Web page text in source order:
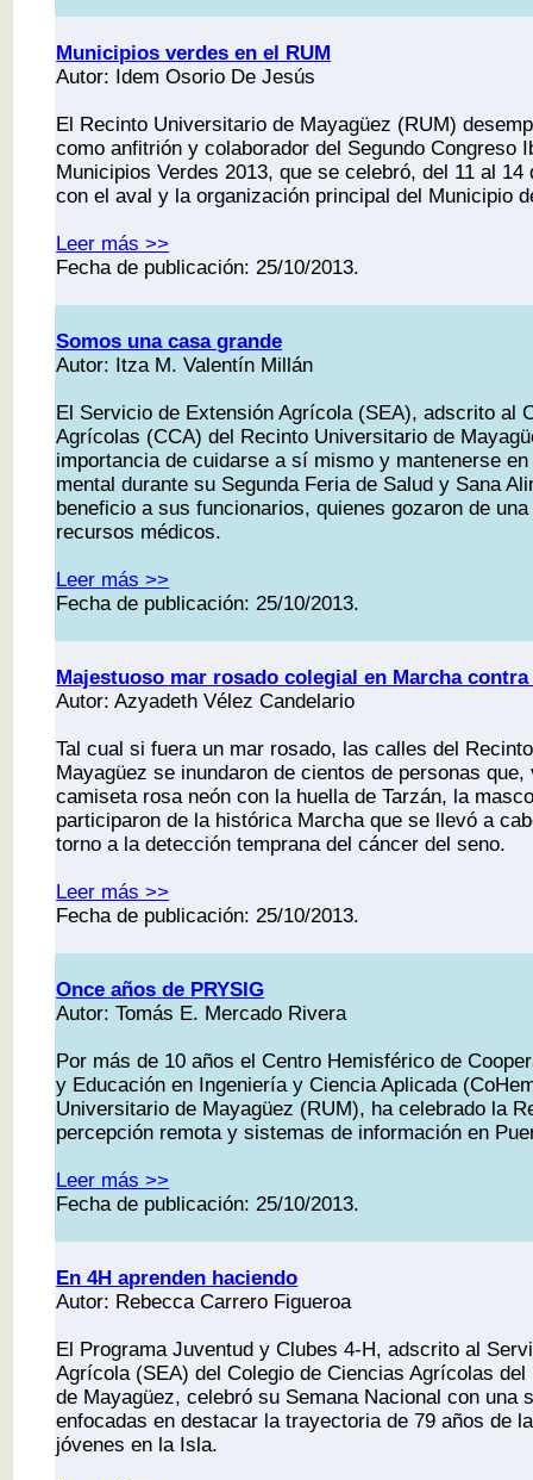
Municipios verdes en el RUM
Autor: Idem Osorio De Jesús
El Recinto Universitario de Mayagüez (RUM)
como anfitrión y colaborador del Segundo Congreso
Municipios Verdes 2013, que se celebró, del 11 al 14
con el aval y la organización principal del Municipio
Leer más >>
Fecha de publicación: 25/10/2013.
Somos una casa grande
Autor: Itza M. Valentín Millán
El Servicio de Extensión Agrícola (SEA), adscrito al
Agrícolas (CCA) del Recinto Universitario de
importancia de cuidarse a sí mismo y mantenerse
mental durante su Segunda Feria de Salud y Sana
beneficio a sus funcionarios, quienes gozaron de
recursos médicos.
Leer más >>
Fecha de publicación: 25/10/2013.
Majestuoso mar rosado colegial en Marcha
Autor: Azyadeth Vélez Candelario
Tal cual si fuera un mar rosado, las calles del
Mayagüez se inundaron de cientos de personas
camiseta rosa neón con la huella de Tarzán, la
participaron de la histórica Marcha que se llevó a
torno a la detección temprana del cáncer del seno.
Leer más >>
Fecha de publicación: 25/10/2013.
Once años de PRYSIG
Autor: Tomás E. Mercado Rivera
Por más de 10 años el Centro Hemisférico de
y Educación en Ingeniería y Ciencia Aplicada
Universitario de Mayagüez (RUM), ha celebrado la
percepción remota y sistemas de información en
Leer más >>
Fecha de publicación: 25/10/2013.
En 4H aprenden haciendo
Autor: Rebecca Carrero Figueroa
El Programa Juventud y Clubes 4-H, adscrito al
Agrícola (SEA) del Colegio de Ciencias Agrícolas
de Mayagüez, celebró su Semana Nacional con una
enfocadas en destacar la trayectoria de 79 años de
jóvenes en la Isla.